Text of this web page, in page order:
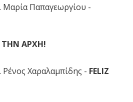
Παπαγεωργίου -
ΤΗΝ ΑΡΧΗ!
Χαραλαμπίδης - FELIZ